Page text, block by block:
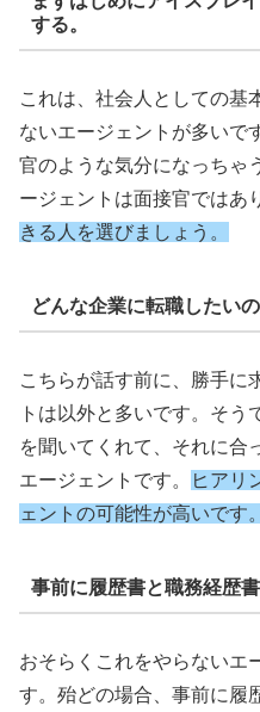
する。
これは、社会人としての基
ないエージェントが多いで
官のような気分になっちゃ
ージェントは面接官ではあ
きる人を選びましょう。
どんな企業に転職したい
こちらが話す前に、勝手に
トは以外と多いです。そ
を聞いてくれて、それに合
エージェントです。
ヒアリ
ェントの可能性が高いです。
事前に履歴書と職務経歴
おそらくこれをやらないエ
す。殆どの場合、事前に履